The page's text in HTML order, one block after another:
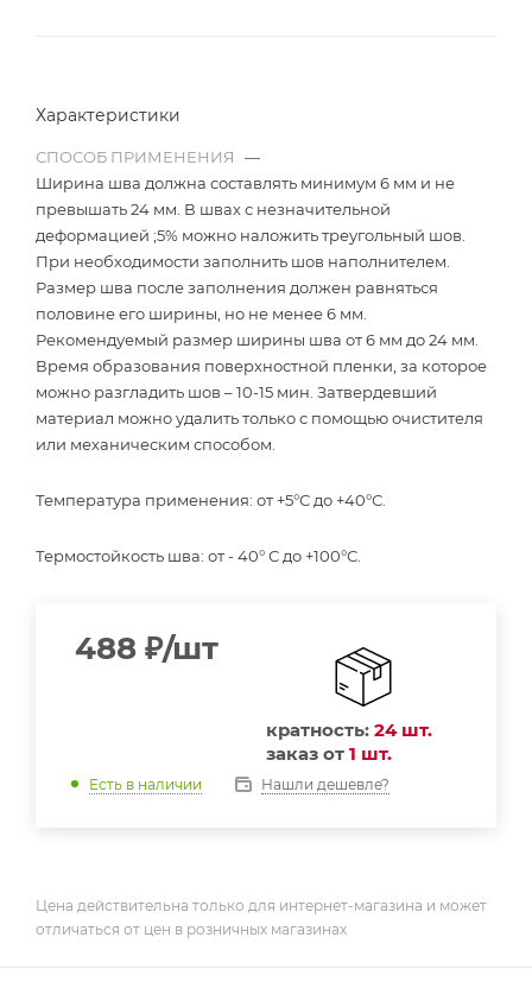
Характеристики
СПОСОБ ПРИМЕНЕНИЯ
—
Ширина шва должна составлять минимум 6 мм и не
превышать 24 мм. В швах с незначительной
деформацией ;5% можно наложить треугольный шов.
При необходимости заполнить шов наполнителем.
Размер шва после заполнения должен равняться
половине его ширины, но не менее 6 мм.
Рекомендуемый размер ширины шва от 6 мм до 24 мм.
Время образования поверхностной пленки, за которое
можно разгладить шов – 10-15 мин. Затвердевший
материал можно удалить только с помощью очистителя
или механическим способом.
Температура применения: от +5°С до +40°С.
Термостойкость шва: от - 40° С до +100°С.
488 ₽/шт
кратность: 24 шт.
заказ от 1 шт.
Есть в наличии Нашли дешевле?
Цена действительна только для интернет-магазина и может
отличаться от цен в розничных магазинах